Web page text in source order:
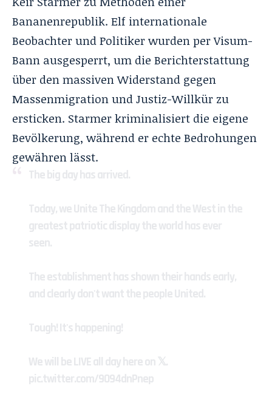
Bananenrepublik. Elf internationale
Beobachter und Politiker wurden per Visum-
Bann ausgesperrt, um die Berichterstattung
über den massiven Widerstand gegen
Massenmigration und Justiz-Willkür zu
ersticken. Starmer kriminalisiert die eigene
Bevölkerung, während er echte Bedrohungen
gewähren lässt.
The big day has arrived.
Today, we Unite The Kingdom and the West in the
greatest patriotic display the world has ever
seen.
The establishment has shown their hands early,
and clearly don't want the people United.
Tough! It's happening!
We will be LIVE all day here on 𝕏.
pic.twitter.com/9O94dnPnep